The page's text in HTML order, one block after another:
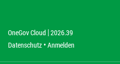
OneGov Cloud (External Link)
|2026.39
Datenschutz (External Link)
Anmelden